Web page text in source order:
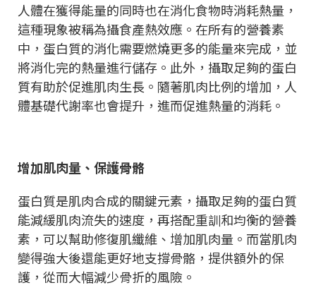
人體在獲得能量的同時也在消化食物時消耗熱量，
這種現象被稱為攝食產熱效應。在所有的營養素
中，蛋白質的消化需要燃燒更多的能量來完成，並
將消化完的熱量進行儲存。此外，攝取足夠的蛋白
質有助於促進肌肉生長。隨著肌肉比例的增加，人
體基礎代謝率也會提升，進而促進熱量的消耗。
增加肌肉量、保護骨骼
蛋白質是肌肉合成的關鍵元素，攝取足夠的蛋白質
能減緩肌肉流失的速度，再搭配重訓和均衡的營養
素，可以幫助修復肌纖維、增加肌肉量。而當肌肉
變得強大後還能更好地支撐骨骼，提供額外的保
護，從而大幅減少骨折的風險。